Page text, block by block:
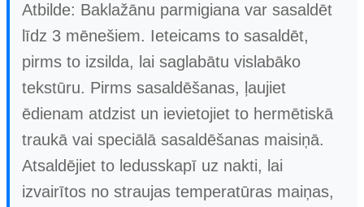
Atbilde: Baklažānu parmigiana var sasaldēt
līdz 3 mēnešiem. Ieteicams to sasaldēt,
pirms to izsilda, lai saglabātu vislabāko
tekstūru. Pirms sasaldēšanas, ļaujiet
ēdienam atdzist un ievietojiet to hermētiskā
traukā vai speciālā sasaldēšanas maisiņā.
Atsaldējiet to ledusskapī uz nakti, lai
izvairītos no straujas temperatūras maiņas,